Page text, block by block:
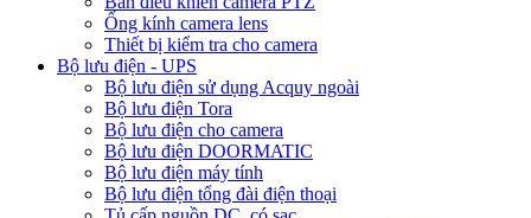
Ống kính camera lens
Thiết bị kiểm tra cho camera
Bộ lưu điện - UPS
Bộ lưu điện sử dụng Acquy ngoài
Bộ lưu điện Tora
Bộ lưu điện cho camera
Bộ lưu điện DOORMATIC
Bộ lưu điện máy tính
Bộ lưu điện tổng đài điện thoại